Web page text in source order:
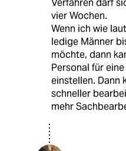
Verfahren darf
vier Wochen.
Wenn ich wie
ledige Männer
möchte, dann
Personal für
einstellen. Dann
schneller
mehr